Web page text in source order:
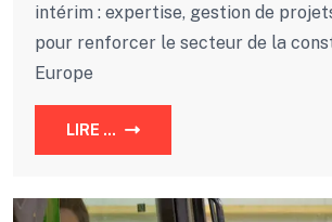
intérim : expertise, gestion de
pour renforcer le secteur de la
Europe
LIRE ...